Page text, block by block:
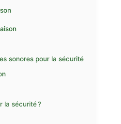
sonores pour la sécurité
la sécurité ?